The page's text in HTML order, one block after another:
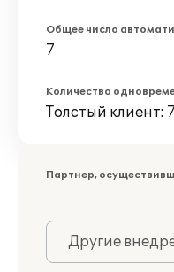
Общее число
7
Количество
Толстый клиент: 7
Партнер,
Другие